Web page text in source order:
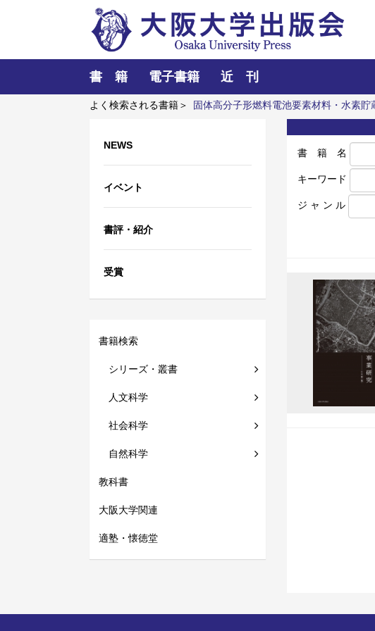
書 籍 電子書籍 近 刊
よく検索される書籍＞ 固体高分子形燃料電池要素材料・水素貯
NEWS
イベント
書評・紹介
受賞
書籍検索
シリーズ・叢書
人文科学
社会科学
自然科学
教科書
大阪大学関連
適塾・懐徳堂
書 籍 名
キーワード
ジ ャ ン ル